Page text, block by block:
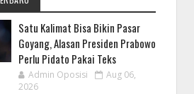
Satu Kalimat Bisa Bikin Pasar
Goyang, Alasan Presiden Prabowo
Perlu Pidato Pakai Teks
Admin Oposisi
Aug 06,
2026